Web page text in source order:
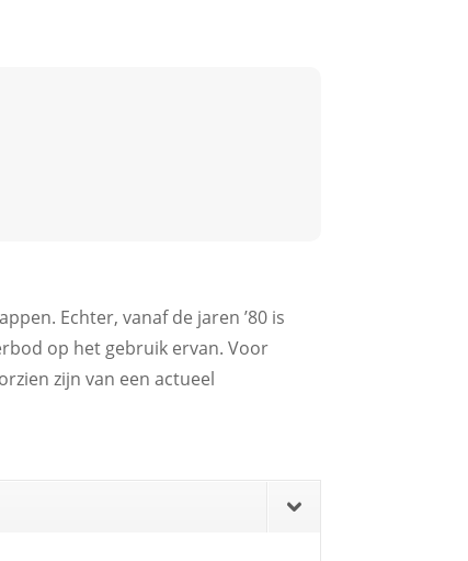
Echter, vanaf de jaren ’80 is
op het gebruik ervan. Voor
zijn van een actueel